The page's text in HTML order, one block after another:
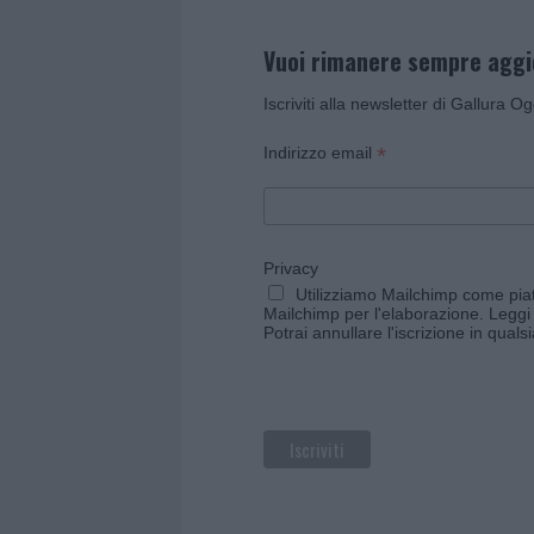
Vuoi rimanere sempre
Iscriviti alla newsletter di Gallura
Indirizzo email *
Privacy
Utilizziamo Mailchimp come
Mailchimp per l'elaborazione.
Potrai annullare l'iscrizione in